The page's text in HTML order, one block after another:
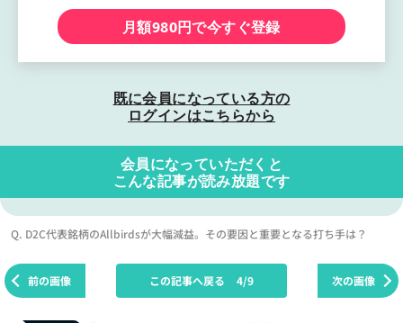
月額980円で今すぐ登録
既に会員になっている方の
ログインはこちらから
会員になっていただくと
こんな記事が読み放題です
Q. D2C代表銘柄のAllbirdsが大幅減益。その要因と重要となる打ち手は？
前の画像 次の画像
この記事へ戻る 4/9